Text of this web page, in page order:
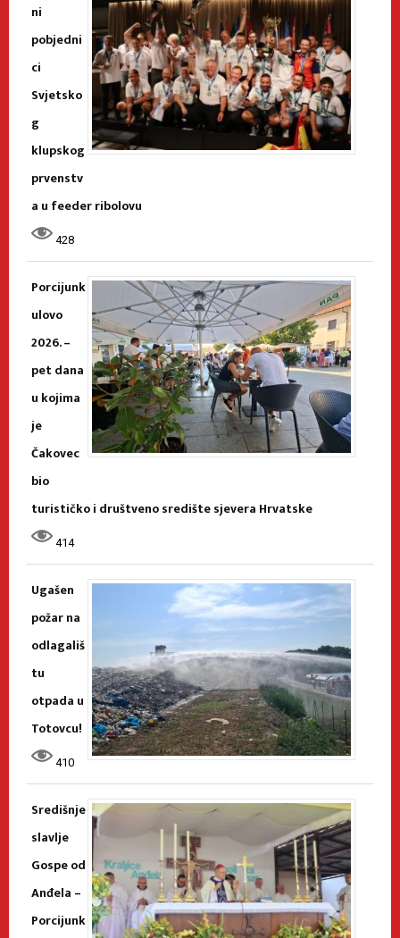
ni
pobjedni
ci
Svjetsko
g
klupskog
prvenstv
a u feeder ribolovu
428
Porcijunk
ulovo
2026. –
pet dana
u kojima
je
Čakovec
bio
turističko i društveno središte sjevera Hrvatske
414
Ugašen
požar na
odlagališ
tu
otpada u
Totovcu!
410
Središnje
slavlje
Gospe od
Anđela –
Porcijunk